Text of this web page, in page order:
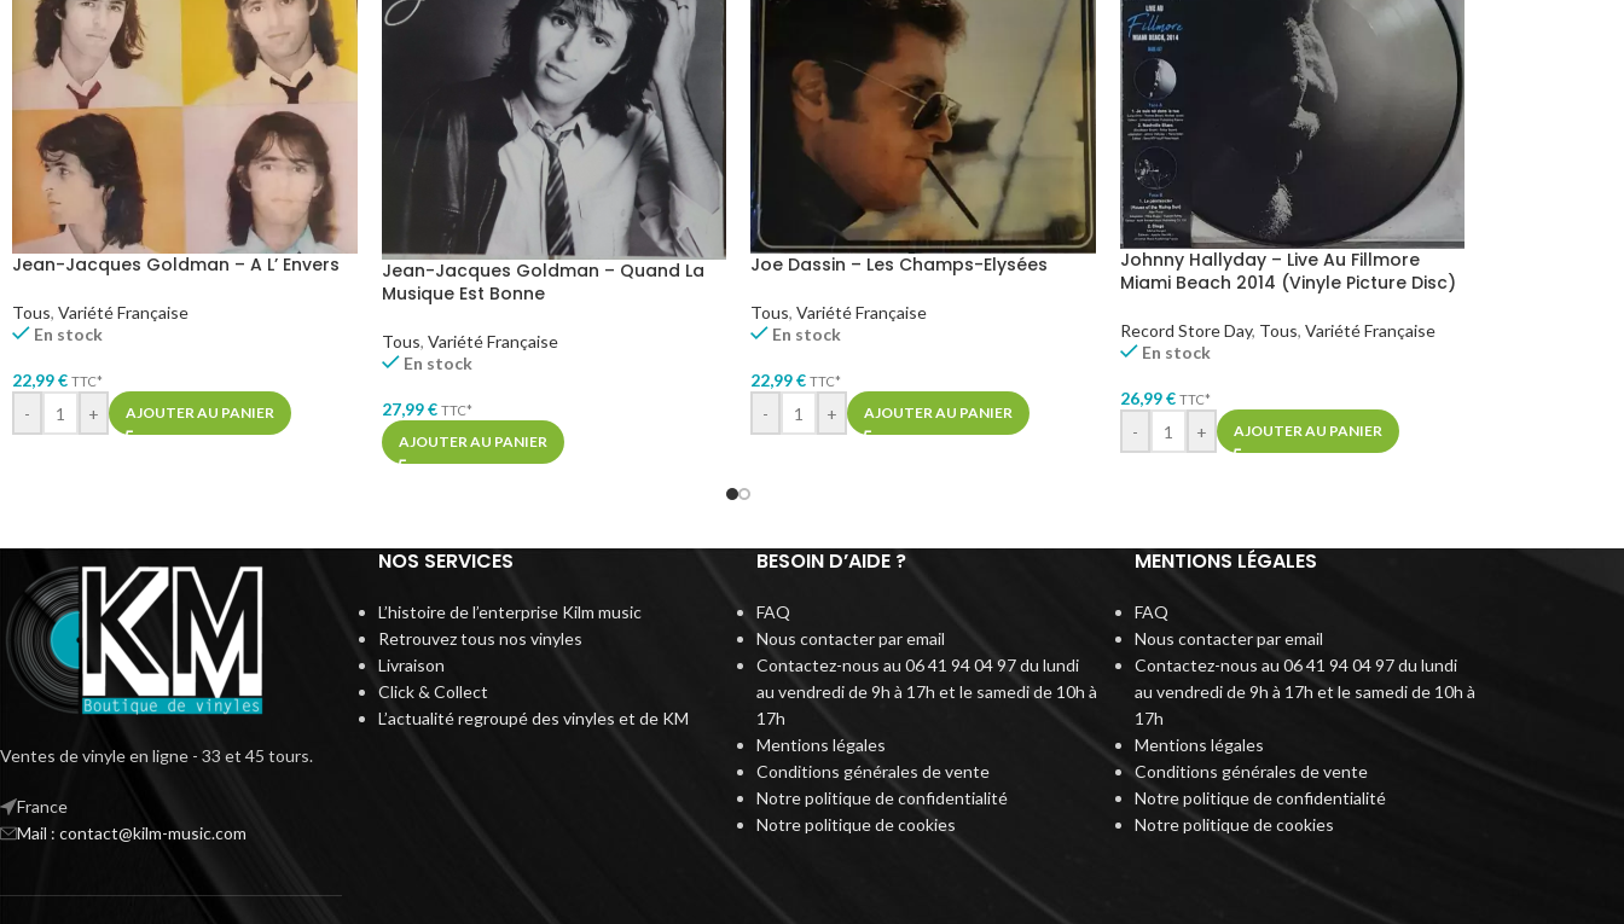
Jean-Jacques Goldman – A L’ Envers
Tous, Variété Française
En stock
22,99€ TTC*
- + AJOUTER AU PANIER
Jean-Jacques Goldman – Quand La
Musique Est Bonne
Tous, Variété Française
En stock
27,99€ TTC*
AJOUTER AU PANIER
Joe Dassin – Les Champs-Elysées
Tous, Variété Française
En stock
22,99€ TTC*
- + AJOUTER AU PANIER
Johnny Hallyday – Live Au Fillmore
Miami Beach 2014 (Vinyle Picture Disc)
Record Store Day, Tous, Variété Française
En stock
26,99€ TTC*
- + AJOUTER AU PANIER
Ventes de vinyle en ligne - 33 et 45 tours.
France
Mail : contact@kilm-music.com
NOS SERVICES
L’histoire de l’enterprise Kilm music
Retrouvez tous nos vinyles
Livraison
Click & Collect
L’actualité regroupé des vinyles et de KM
BESOIN D’AIDE ?
FAQ
Nous contacter par email
Contactez-nous au 06 41 94 04 97 du lundi
au vendredi de 9h à 17h et le samedi de 10h à
17h
Mentions légales
Conditions générales de vente
Notre politique de confidentialité
Notre politique de cookies
MENTIONS LÉGALES
FAQ
Nous contacter par email
Contactez-nous au 06 41 94 04 97 du lundi
au vendredi de 9h à 17h et le samedi de 10h à
17h
Mentions légales
Conditions générales de vente
Notre politique de confidentialité
Notre politique de cookies